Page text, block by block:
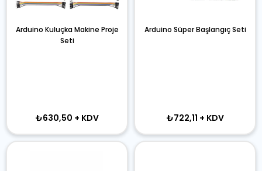
Arduino Kuluçka Makine Proje
Seti
₺630,50 + KDV
Arduino Süper Başlangıç Seti
₺722,11 + KDV